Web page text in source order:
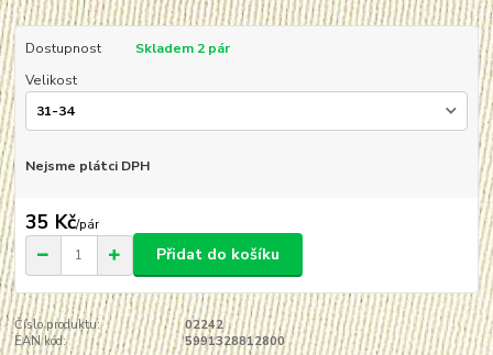
Dostupnost
Skladem 2 pár
Velikost
Nejsme plátci DPH
35 Kč/pár
Přidat do košíku
Číslo produktu:
02242
EAN kód:
5991328812800